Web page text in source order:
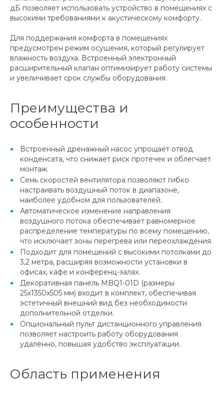
дБ позволяет использовать устройство в помещениях с
высокими требованиями к акустическому комфорту.
Для поддержания комфорта в помещениях
предусмотрен режим осушения, который регулирует
влажность воздуха. Встроенный электронный
расширительный клапан оптимизирует работу системы
и увеличивает срок службы оборудования.
Преимущества и
особенности
Встроенный дренажный насос упрощает отвод
конденсата, что снижает риск протечек и облегчает
монтаж.
Семь скоростей вентилятора позволяют гибко
настраивать воздушный поток в диапазоне,
наиболее удобном для пользователей.
Автоматическое изменение направления
воздушного потока обеспечивает равномерное
распределение температуры по всему помещению,
что исключает зоны перегрева или переохлаждения.
Подходит для помещений с высокими потолками до
3,2 метра, расширяя возможности установки в
офисах, кафе и конференц-залах.
Декоративная панель MBQ1-01D (размеры
25x1350x505 мм) входит в комплект, обеспечивая
эстетичный внешний вид без необходимости
дополнительной отделки.
Опциональный пульт дистанционного управления
позволяет настроить работу оборудования
удалённо, повышая удобство эксплуатации.
Область применения